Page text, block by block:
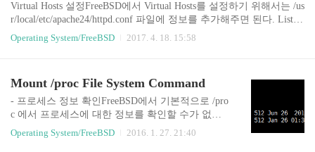
Virtual Hosts 설정FreeBSD에서 Virtual Hosts를 설정하기 위해서는 /us
r/local/etc/apache24/httpd.conf 파일에 정보를 추가해주면 된다. Listen
80 ServerName www.do9.krDocumentRoot /usr/local/www/apache24/dat
a/ ServerName rnd.do9.krDocumentRoot /usr/local/www/apache24/rnd/
e apache24 restart 도메인으로 접속하기 위해서 서브도메인 추가가
필요하다.
Operating System/FreeBSD 2017. 4. 18. 15:58
Mount /proc File System Command
- 프로세스 정보 확인FreeBSD에서 기본적으로 /pro
c 에서 프로세스에 대한 정보를 확인할 수가 없다.
mount 해보면 procfs가 없는 것을 볼 수 있다. # mou
nt -t procfs proc /procmount 해주고 난 다음 다시 확
Operating System/FreeBSD 2016. 1. 27. 21:40